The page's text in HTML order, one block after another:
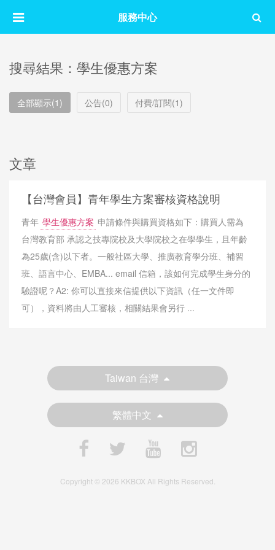
服務中心
搜尋結果：學生優惠方案
全部顯示(1) 公告(0) 付費/訂閱(1)
文章
【台灣會員】青年學生方案審核資格說明
青年 學生優惠方案 申請條件與購買資格如下：購買人需為
台灣教育部 承認之技專院校及大學院校之在學學生，且年齡
為25歲(含)以下者。一般社區大學、推廣教育學分班、補習
班、語言中心、EMBA... email 信箱，該如何完成學生身分的
驗證呢？A2: 你可以直接來信提供以下資訊（任一文件即
可），資料將由人工審核，相關結果會另行 ...
Taiwan 台灣
繁體中文
Copyright © 2026 KKBOX All Rights Reserved.